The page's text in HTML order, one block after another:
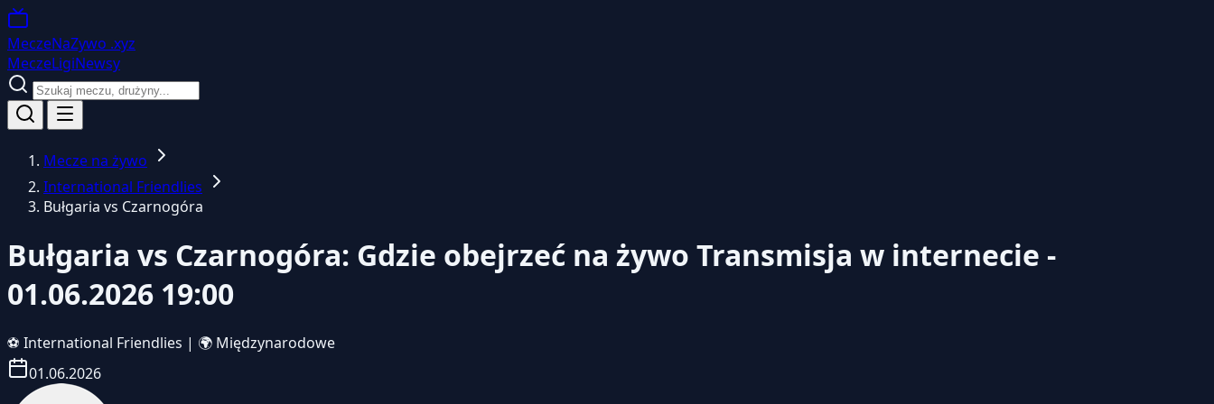
MeczeNaZywo .xyz
MeczeLigiNewsy
Mecze na żywo
International Friendlies
Bułgaria vs Czarnogóra
Bułgaria vs Czarnogóra: Gdzie obejrzeć na żywo Transmisja w internecie -
01.06.2026 19:00
⚽ International Friendlies | 🌍 Międzynarodowe
01.06.2026